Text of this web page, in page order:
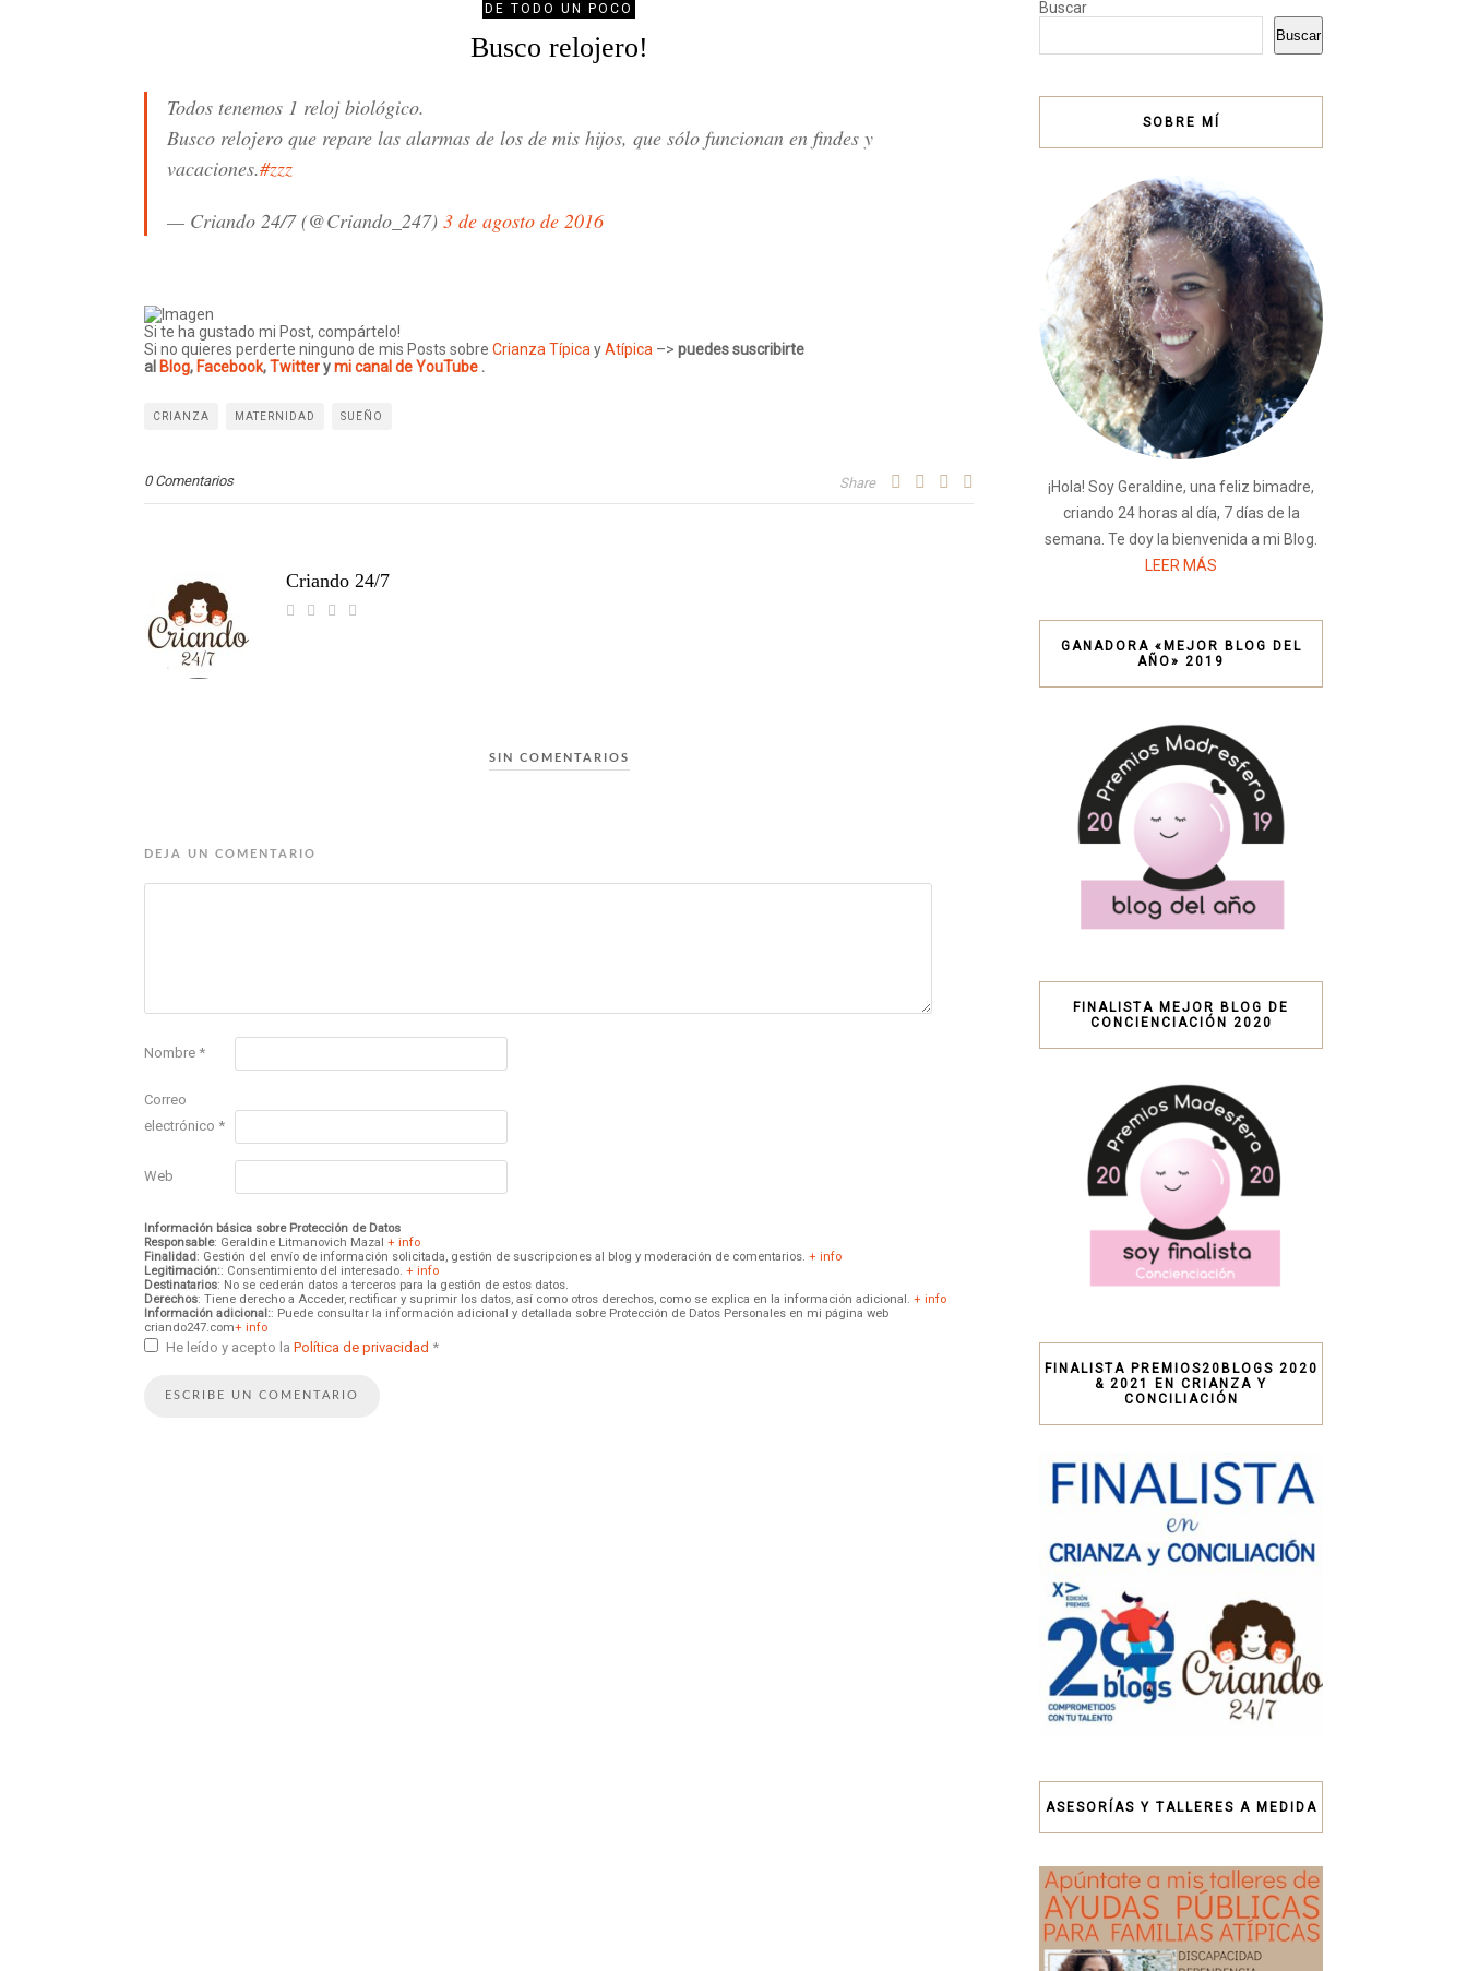
DE TODO UN POCO
Busco relojero!
Todos tenemos 1 reloj biológico.
Busco relojero que repare las alarmas de los de mis hijos, que sólo funcionan en findes y
vacaciones.#zzz
— Criando 24/7 (@Criando_247) 3 de agosto de 2016
Si te ha gustado mi Post, compártelo!
Si no quieres perderte ninguno de mis Posts sobre Crianza Típica yAtípica –> puedes suscribirte
al Blog, Facebook,Twitterymi canal de YouTube .
CRIANZA MATERNIDAD SUEÑO
0 Comentarios Share
Criando 24/7
SIN COMENTARIOS
DEJA UN COMENTARIO
Nombre *
Correo
electrónico *
Web
Información básica sobre Protección de Datos
Responsable: Geraldine Litmanovich Mazal + info
Finalidad: Gestión del envío de información solicitada, gestión de suscripciones al blog y moderación de comentarios. + info
Legitimación:: Consentimiento del interesado. + info
Destinatarios: No se cederán datos a terceros para la gestión de estos datos.
Derechos: Tiene derecho a Acceder, rectificar y suprimir los datos, así como otros derechos, como se explica en la información adicional. + info
Información adicional:: Puede consultar la información adicional y detallada sobre Protección de Datos Personales en mi página web
criando247.com+ info
He leído y acepto la Política de privacidad *
Buscar
Buscar
SOBRE MÍ
¡Hola! Soy Geraldine, una feliz bimadre,
criando 24 horas al día, 7 días de la
semana. Te doy la bienvenida a mi Blog.
LEER MÁS
GANADORA «MEJOR BLOG DEL
AÑO» 2019
FINALISTA MEJOR BLOG DE
CONCIENCIACIÓN 2020
FINALISTA PREMIOS20BLOGS 2020
& 2021 EN CRIANZA Y
CONCILIACIÓN
ASESORÍAS Y TALLERES A MEDIDA